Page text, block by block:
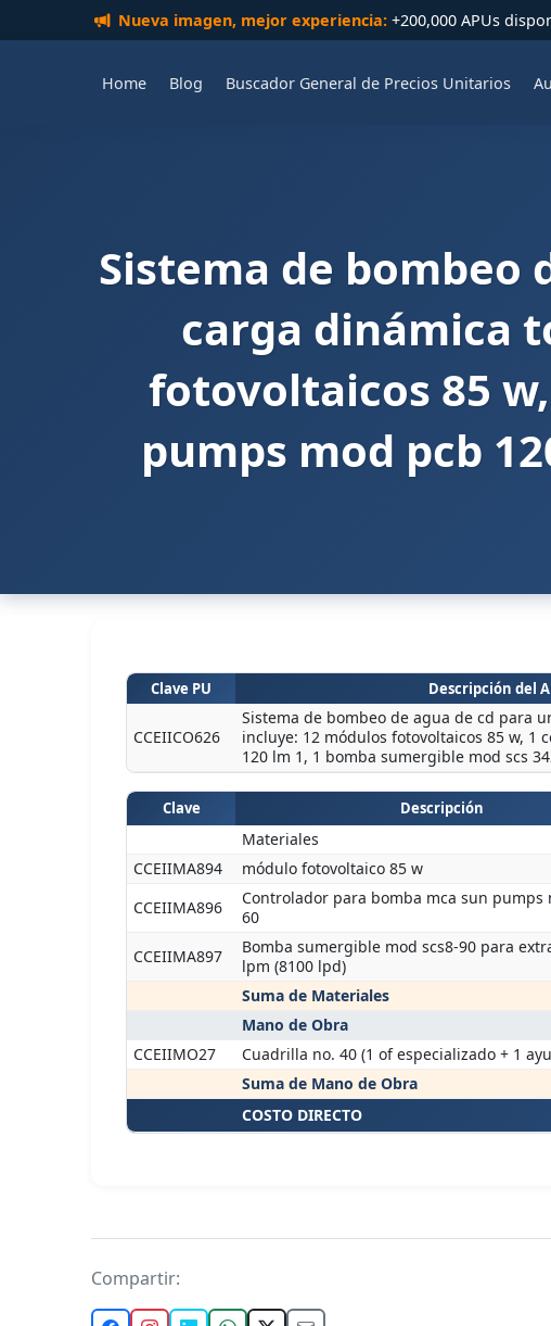
Nueva imagen, mejor experiencia:+200,000 APUs
Home Blog Buscador General de Precios Unitarios
Sistema de bombeo
carga dinámica
fotovoltaicos 85
pumps mod pcb
Clave PU Descripción del
CCEIICO626
Sistema de bombeo de agua de cd para
incluye: 12 módulos fotovoltaicos 85 w,
120 lm 1, 1 bomba sumergible mod scs
Clave Descripción
Materiales
CCEIIMA894
módulo fotovoltaico 85 w
CCEIIMA896
Controlador para bomba mca sun pumps
60
CCEIIMA897
Bomba sumergible mod scs8-90 para
lpm (8100 lpd)
Suma de Materiales
Mano de Obra
CCEIIMO27
Cuadrilla no. 40 (1 of especializado + 1
Suma de Mano de Obra
COSTO DIRECTO
Compartir: